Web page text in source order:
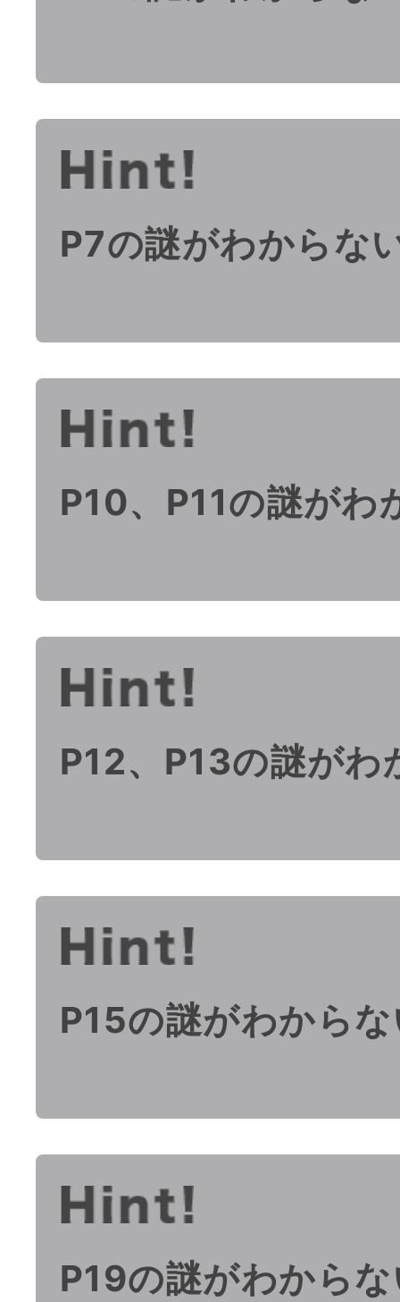
P7の謎がわからな
P10、P11の謎がわ
P12、P13の謎がわ
P15の謎がわから
P19の謎がわから